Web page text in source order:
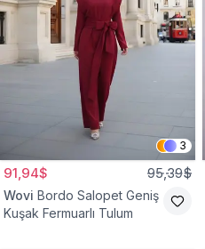
3
91,94$ 95,39$
Wovi Bordo Salopet Geniş
Kuşak Fermuarlı Tulum